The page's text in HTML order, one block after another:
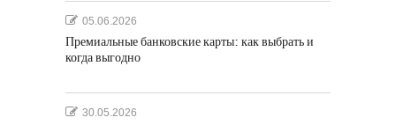
05.06.2026
Премиальные банковские карты: как выбрать и
когда выгодно
30.05.2026